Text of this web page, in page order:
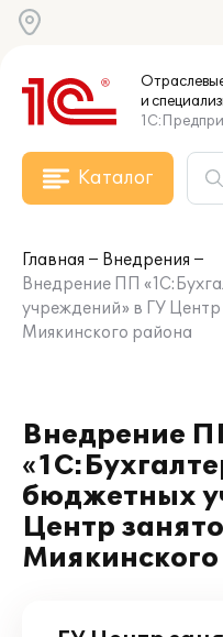
и
Каталог
Главная
Внедрения
Внедрение ПП
учреждений» в ГУ Центр
Миякинского района
Внедрение
бюджетных
Центр